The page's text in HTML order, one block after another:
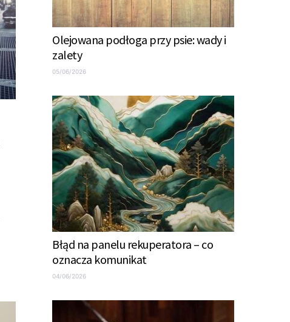
Olejowana podłoga przy psie: wady i
zalety
05/06/2026
Błąd na panelu rekuperatora – co
oznacza komunikat
04/06/2026